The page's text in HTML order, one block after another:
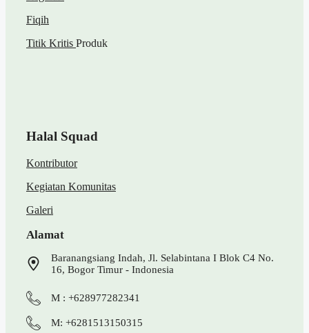
Fiqih
Titik Kritis Produk
Halal Squad
Kontributor
Kegiatan Komunitas
Galeri
Alamat
Baranangsiang Indah, Jl. Selabintana I Blok C4 No.
16, Bogor Timur - Indonesia
M : +628977282341
M: +6281513150315